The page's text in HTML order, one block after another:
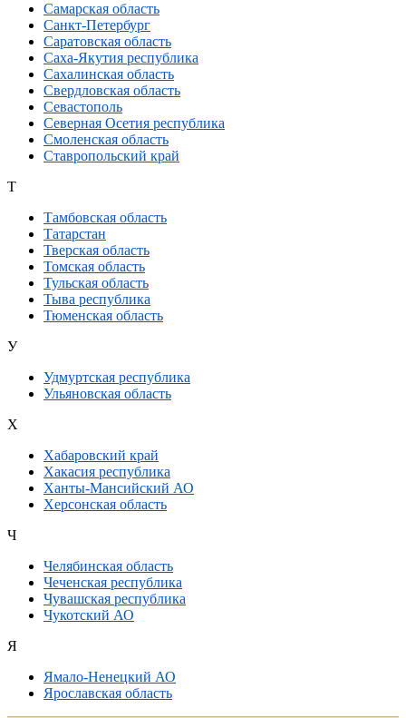
Самарская область
Санкт-Петербург
Саратовская область
Саха-Якутия республика
Сахалинская область
Свердловская область
Севастополь
Северная Осетия республика
Смоленская область
Ставропольский край
Т
Тамбовская область
Татарстан
Тверская область
Томская область
Тульская область
Тыва республика
Тюменская область
У
Удмуртская республика
Ульяновская область
Х
Хабаровский край
Хакасия республика
Ханты-Мансийский АО
Херсонская область
Ч
Челябинская область
Чеченская республика
Чувашская республика
Чукотский АО
Я
Ямало-Ненецкий АО
Ярославская область